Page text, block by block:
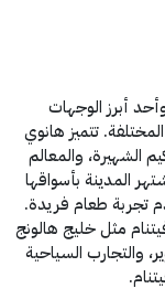
أبرز الوجهات
تتميز هانوي
الشهيرة، والمعالم
المدينة بأسواقها
تجربة طعام فريدة.
مثل خليج هالونج
والتجارب السياحية